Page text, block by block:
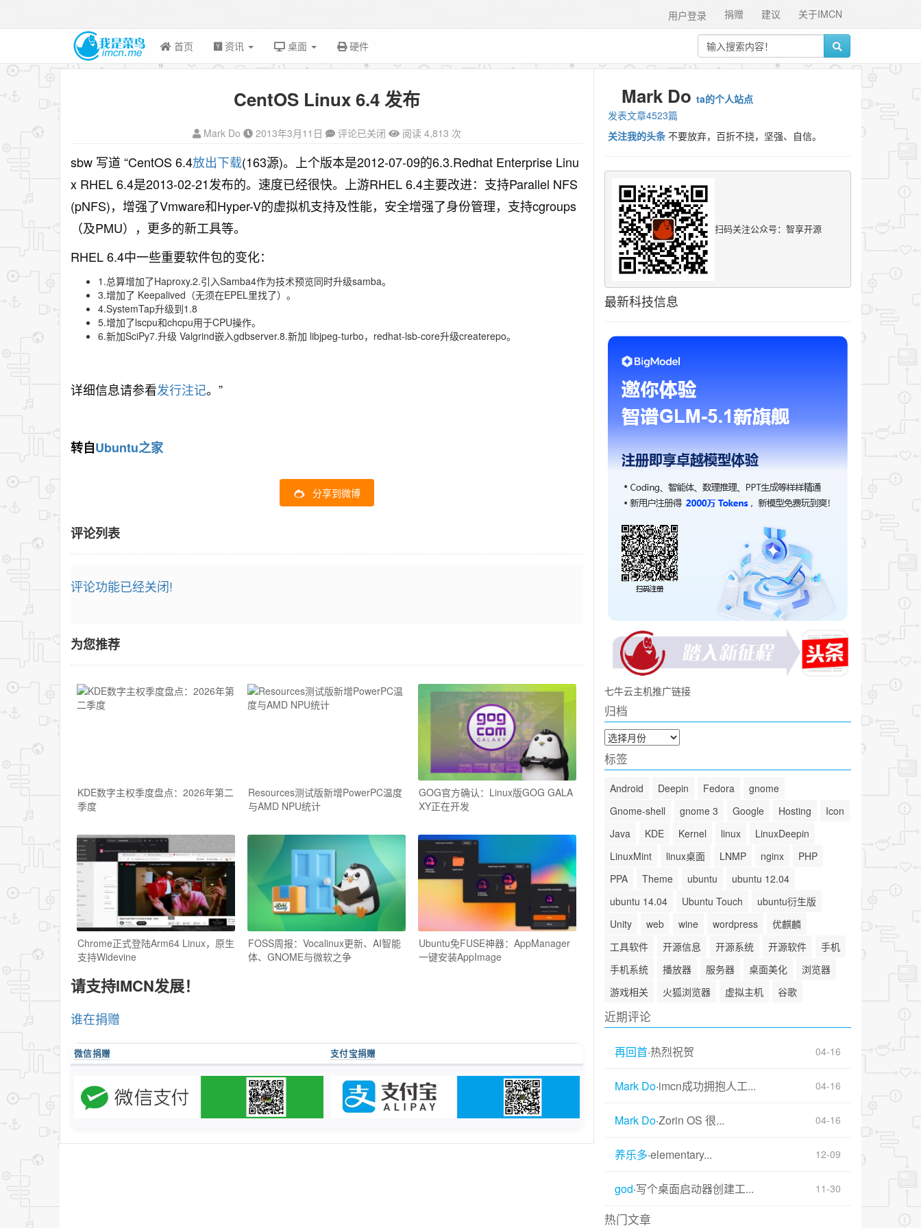
关于IMCN
建议
捐赠
用户登录
首页 资讯 桌面 硬件
CentOS Linux 6.4 发布
Mark Do 2013年3月11日 评论已关闭 阅读 4,813 次
sbw 写道 “CentOS 6.4放出下载(163源)。上个版本是2012-07-09的6.3.Redhat Enterprise Linu
x RHEL 6.4是2013-02-21发布的。速度已经很快。上游RHEL 6.4主要改进：支持Parallel NFS
(pNFS)，增强了Vmware和Hyper-V的虚拟机支持及性能，安全增强了身份管理，支持cgroups
（及PMU），更多的新工具等。
RHEL 6.4中一些重要软件包的变化：
1.总算增加了Haproxy.2.引入Samba4作为技术预览同时升级samba。
3.增加了 Keepalived（无须在EPEL里找了）。
4.SystemTap升级到1.8
5.增加了lscpu和chcpu用于CPU操作。
6.新加SciPy7.升级 Valgrind嵌入gdbserver.8.新加 libjpeg-turbo，redhat-lsb-core升级createrepo。
详细信息请参看发行注记。”
转自Ubuntu之家
分享到微博
评论列表
评论功能已经关闭!
为您推荐
KDE数字主权季度盘点：2026年第二
季度
Resources测试版新增PowerPC温度
与AMD NPU统计
GOG官方确认：Linux版GOG GALA
XY正在开发
Chrome正式登陆Arm64 Linux，原生
支持Widevine
FOSS周报：Vocalinux更新、AI智能
体、GNOME与微软之争
Ubuntu免FUSE神器：AppManager
一键安装AppImage
请支持IMCN发展！
谁在捐赠
微信捐赠 支付宝捐赠
Mark Do ta的个人站点
发表文章4523篇
关注我的头条 不要放弃，百折不挠，坚强、自信。
扫码关注公众号：智享开源
最新科技信息
七牛云主机推广链接
归档
归
档
标签
Android Deepin Fedora
gnome
Gnome-shell
gnome 3 Google Hosting
Icon
Java
KDE Kernel linux
LinuxDeepin
LinuxMint
linux桌面 LNMP nginx
PHP
PPA
Theme ubuntu
ubuntu 12.04
ubuntu 14.04
Ubuntu Touch
ubuntu衍生版
Unity
web wine wordpress
优麒麟
工具软件
开源信息 开源系统 开源软件
手机
手机系统
播放器 服务器 桌面美化
浏览器
游戏相关
火狐浏览器 虚拟主机 谷歌
近期评论
再回首·热烈祝贺 04-16
Mark Do·imcn成功拥抱人工... 04-16
Mark Do·Zorin OS 很... 04-16
养乐多·elementary... 12-09
god·写个桌面启动器创建工... 11-30
热门文章